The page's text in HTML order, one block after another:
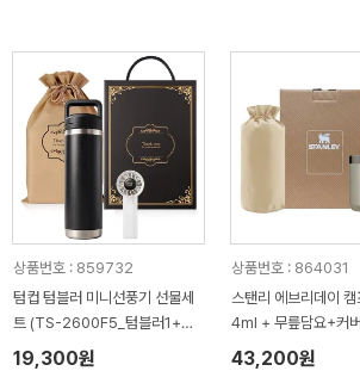
상품번호 : 859732
텀컵 텀블러 미니선풍기 선물세
트 (TS-2600F5_텀블러1+미
니선풍기1)
19,300원
상품번호 : 864031
스탠리 에브리데이
4ml + 무릎담요+커
43,200원